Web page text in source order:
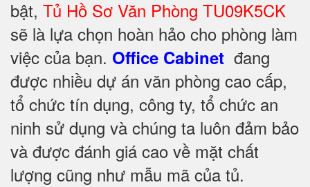
bật, Tủ Hồ Sơ Văn Phòng TU09K5CK
sẽ là lựa chọn hoàn hảo cho phòng làm
việc của bạn. Office Cabinet đang
được nhiều dự án văn phòng cao cấp,
tổ chức tín dụng, công ty, tổ chức an
ninh sử dụng và chúng ta luôn đảm bảo
và được đánh giá cao về mặt chất
lượng cũng như mẫu mã của tủ.